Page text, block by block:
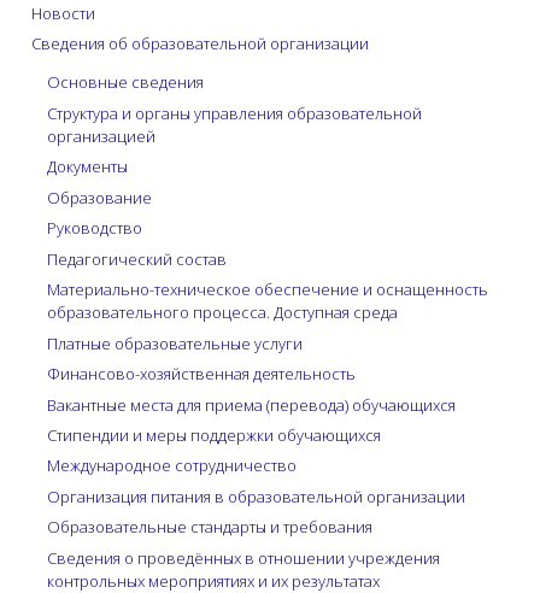
Новости
Сведения об образовательной организации
Основные сведения
Структура и органы управления образовательной
организацией
Документы
Образование
Руководство
Педагогический состав
Материально-техническое обеспечение и оснащенность
образовательного процесса. Доступная среда
Платные образовательные услуги
Финансово-хозяйственная деятельность
Вакантные места для приема (перевода) обучающихся
Стипендии и меры поддержки обучающихся
Международное сотрудничество
Организация питания в образовательной организации
Образовательные стандарты и требования
Сведения о проведённых в отношении учреждения
контрольных мероприятиях и их результатах